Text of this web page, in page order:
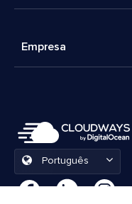
Empresa
Português